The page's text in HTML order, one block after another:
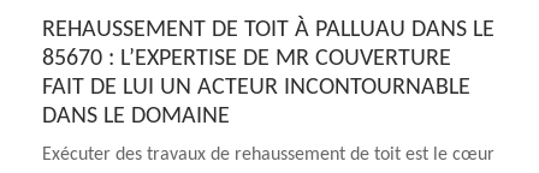
REHAUSSEMENT DE TOIT À PALLUAU DANS LE
85670 : L’EXPERTISE DE MR COUVERTURE
FAIT DE LUI UN ACTEUR INCONTOURNABLE
DANS LE DOMAINE
Exécuter des travaux de rehaussement de toit est le cœur